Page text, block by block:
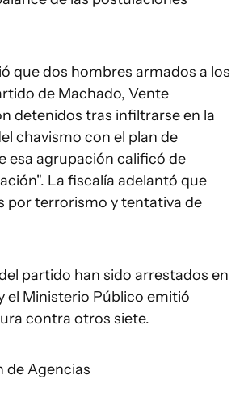
que dos hombres armados a los
de Machado, Vente
detenidos tras infiltrarse en la
chavismo con el plan de
esa agrupación calificó de
La fiscalía adelantó que
por terrorismo y tentativa de
partido han sido arrestados en
el Ministerio Público emitió
contra otros siete.
de Agencias